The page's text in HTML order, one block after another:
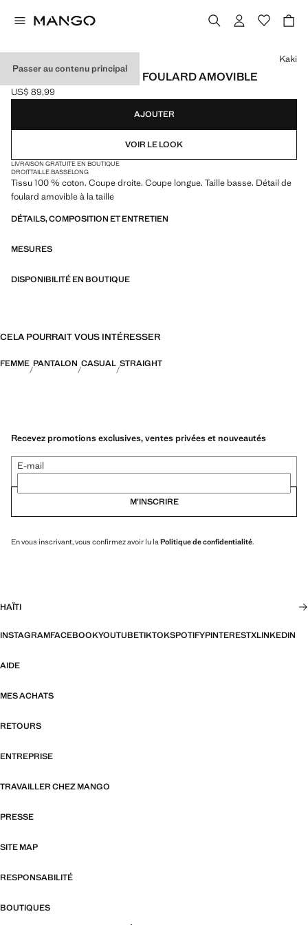
Passer au contenu principal
PANTALON DROIT AVEC FOULARD AMOVIBLE
Prix actuel [US$ 89,99 ]
US$ 89,99
Choisissez une couleur
Kaki
AJOUTER
VOIR LE LOOK
LIVRAISON GRATUITE EN BOUTIQUE
DROITTAILLE BASSELONG
Tissu 100 % coton. Coupe droite. Coupe longue. Taille basse. Détail de
foulard amovible à la taille
DÉTAILS, COMPOSITION ET ENTRETIEN
MESURES
DISPONIBILITÉ EN BOUTIQUE
CELA POURRAIT VOUS INTÉRESSER
FEMME PANTALON CASUAL STRAIGHT
Recevez promotions exclusives, ventes privées et nouveautés
E-mail
M’INSCRIRE
En vous inscrivant, vous confirmez avoir lu la Politique de confidentialité.
HAÏTI
INSTAGRAMFACEBOOKYOUTUBETIKTOKSPOTIFYPINTERESTXLINKEDIN
AIDE
MES ACHATS
RETOURS
ENTREPRISE
TRAVAILLER CHEZ MANGO
PRESSE
SITE MAP
RESPONSABILITÉ
BOUTIQUES